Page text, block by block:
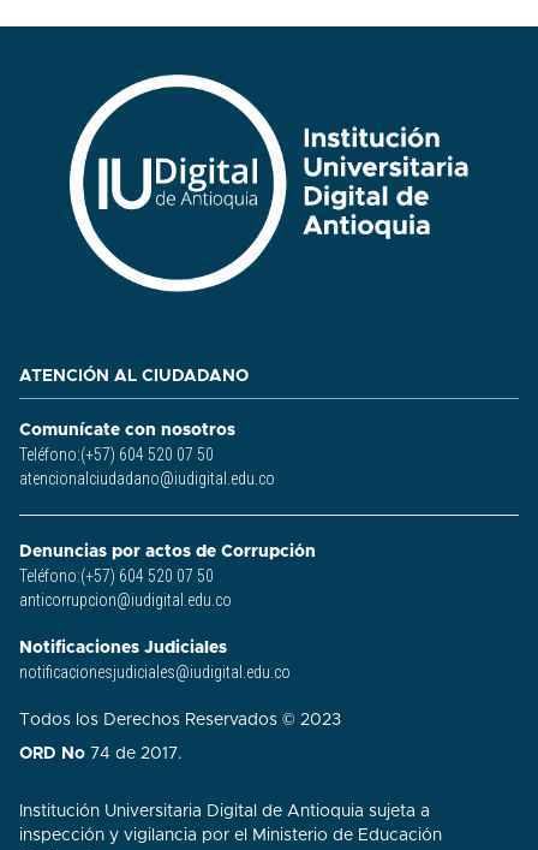
ATENCIÓN AL CIUDADANO
Comunícate con nosotros
Teléfono:(+57) 604 520 07 50
atencionalciudadano@iudigital.edu.co
Denuncias por actos de Corrupción
Teléfono:(+57) 604 520 07 50
anticorrupcion@iudigital.edu.co
Notificaciones Judiciales
notificacionesjudiciales@iudigital.edu.co
Todos los Derechos Reservados © 2023
ORD No 74 de 2017.
Institución Universitaria Digital de Antioquia sujeta a
inspección y vigilancia por el Ministerio de Educación